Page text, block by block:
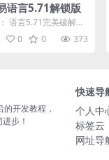
语言5.71解锁版
语言5.71完美破解版
0 0 373
开发教程，
步！
快速导
个人中
标签云
网址导